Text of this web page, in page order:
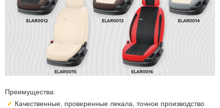
Преимущества:
Качественные, проверенные лекала, точное производство